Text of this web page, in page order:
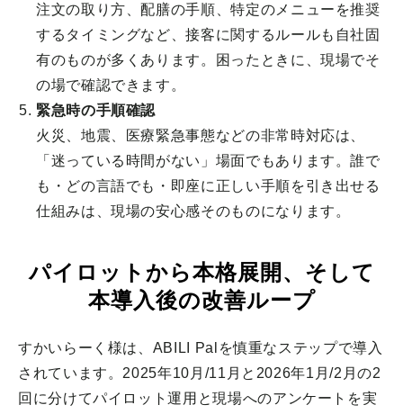
注文の取り方、配膳の手順、特定のメニューを推奨
するタイミングなど、接客に関するルールも自社固
有のものが多くあります。困ったときに、現場でそ
の場で確認できます。
緊急時の手順確認
火災、地震、医療緊急事態などの非常時対応は、
「迷っている時間がない」場面でもあります。誰で
も・どの言語でも・即座に正しい手順を引き出せる
仕組みは、現場の安心感そのものになります。
パイロットから本格展開、そして
本導入後の改善ループ
すかいらーく様は、ABILI Palを慎重なステップで導入
されています。2025年10月/11月と2026年1月/2月の2
回に分けてパイロット運用と現場へのアンケートを実